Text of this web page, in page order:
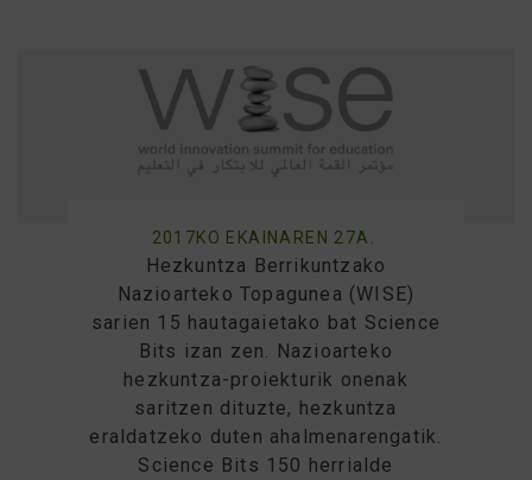
2017KO EKAINAREN 27A.
Hezkuntza Berrikuntzako
Nazioarteko Topagunea (WISE)
sarien 15 hautagaietako bat Science
Bits izan zen. Nazioarteko
hezkuntza-proiekturik onenak
saritzen dituzte, hezkuntza
eraldatzeko duten ahalmenarengatik.
Science Bits 150 herrialde